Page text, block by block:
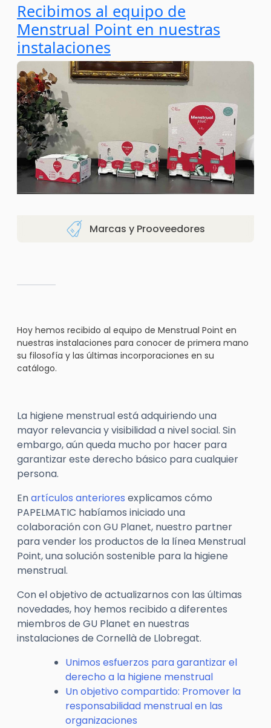
Recibimos al equipo de
Menstrual Point en nuestras
instalaciones
Marcas y Prooveedores
Hoy hemos recibido al equipo de Menstrual Point en
nuestras instalaciones para conocer de primera mano
su filosofía y las últimas incorporaciones en su
catálogo.
La higiene menstrual está adquiriendo una
mayor relevancia y visibilidad a nivel social. Sin
embargo, aún queda mucho por hacer para
garantizar este derecho básico para cualquier
persona.
Enartículos anteriores explicamos cómo
PAPELMATIC habíamos iniciado una
colaboración con GU Planet, nuestro partner
para vender los productos de la línea Menstrual
Point, una solución sostenible para la higiene
menstrual.
Con el objetivo de actualizarnos con las últimas
novedades, hoy hemos recibido a diferentes
miembros de GU Planet en nuestras
instalaciones de Cornellà de Llobregat.
Unimos esfuerzos para garantizar el
derecho a la higiene menstrual
Un objetivo compartido: Promover la
responsabilidad menstrual en las
organizaciones